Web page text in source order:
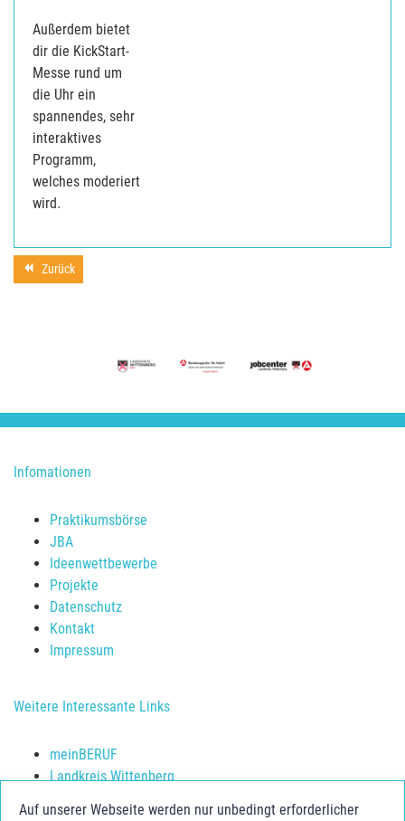
Auf unserer Webseite werden nur unbedingt erforderlicher
Außerdem bietet
dir die KickStart-
Messe rund um
die Uhr ein
spannendes, sehr
interaktives
Programm,
welches moderiert
wird.
Zurück
Infomationen
Praktikumsbörse
JBA
Ideenwettbewerbe
Projekte
Datenschutz
Kontakt
Impressum
Weitere Interessante Links
meinBERUF
Landkreis Wittenberg